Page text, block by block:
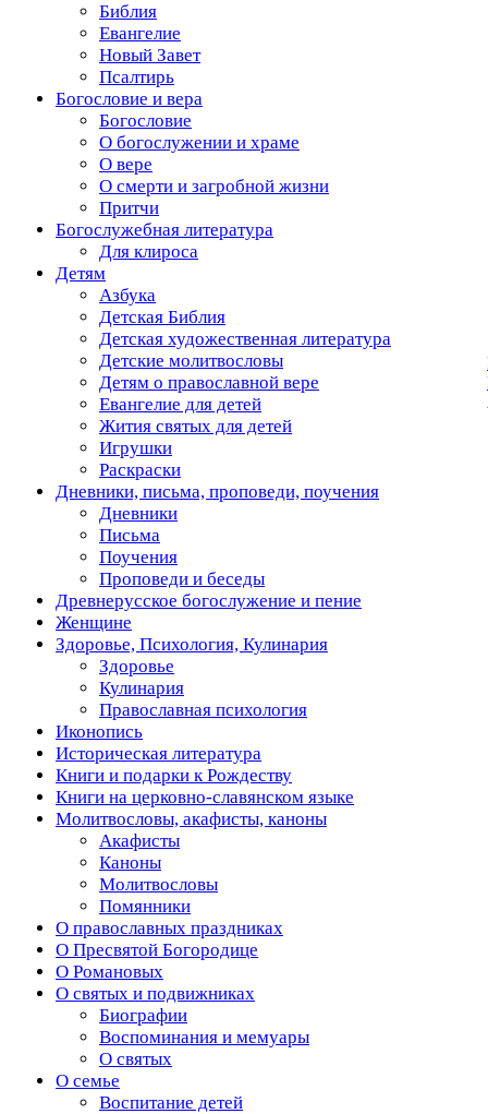
Библия
Евангелие
Новый Завет
Псалтирь
Богословие и вера
Богословие
О богослужении и храме
О вере
О смерти и загробной жизни
Притчи
Богослужебная литература
Для клироса
Детям
Азбука
Детская Библия
Детская художественная литература
Детские молитвословы
Детям о православной вере
Евангелие для детей
Жития святых для детей
Игрушки
Раскраски
Дневники, письма, проповеди, поучения
Дневники
Письма
Поучения
Проповеди и беседы
Древнерусское богослужение и пение
Женщине
Здоровье, Психология, Кулинария
Здоровье
Кулинария
Православная психология
Иконопись
Историческая литература
Книги и подарки к Рождеству
Книги на церковно-славянском языке
Молитвословы, акафисты, каноны
Акафисты
Каноны
Молитвословы
Помянники
О православных праздниках
О Пресвятой Богородице
О Романовых
О святых и подвижниках
Биографии
Воспоминания и мемуары
О святых
О семье
Воспитание детей